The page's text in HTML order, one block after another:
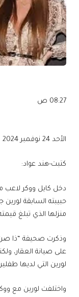
08:27 ص
الأحد 24 نوفمبر 2024
كتبت-هند عواد:
دخل كايل ووكر لاعب
حبيبته السابقة
منزلها الذي تبلغ قيمته 2.4 مليون جنيه
وذكرت صحيفة “ذا
على صيانة العقار،
لورين التي لديها
واختلفت لورين مع